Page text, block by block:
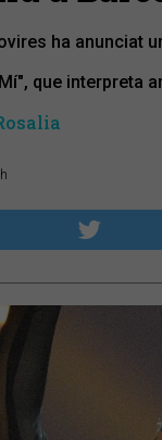
ha anunciat
que interpreta